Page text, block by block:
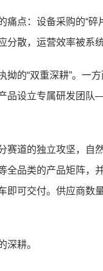
痛点：设备采购的“
分散，运营效率被系统
的“双重深耕”。一
品设立专属研发团
赛道的独立攻坚，自
全品类的产品矩阵，
即可交付。供应商数
深耕。